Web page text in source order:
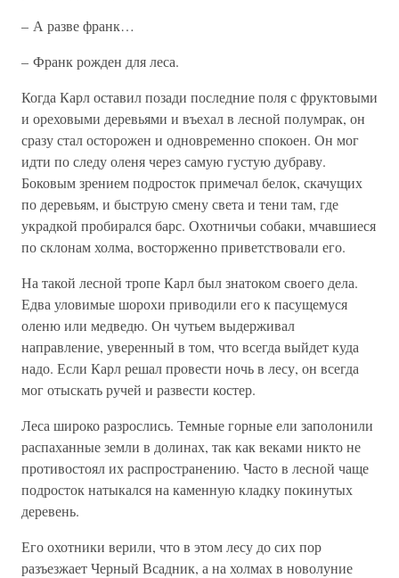
– А разве франк…
– Франк рожден для леса.
Когда Карл оставил позади последние поля с фруктовыми
и ореховыми деревьями и въехал в лесной полумрак, он
сразу стал осторожен и одновременно спокоен. Он мог
идти по следу оленя через самую густую дубраву.
Боковым зрением подросток примечал белок, скачущих
по деревьям, и быструю смену света и тени там, где
украдкой пробирался барс. Охотничьи собаки, мчавшиеся
по склонам холма, восторженно приветствовали его.
На такой лесной тропе Карл был знатоком своего дела.
Едва уловимые шорохи приводили его к пасущемуся
оленю или медведю. Он чутьем выдерживал
направление, уверенный в том, что всегда выйдет куда
надо. Если Карл решал провести ночь в лесу, он всегда
мог отыскать ручей и развести костер.
Леса широко разрослись. Темные горные ели заполонили
распаханные земли в долинах, так как веками никто не
противостоял их распространению. Часто в лесной чаще
подросток натыкался на каменную кладку покинутых
деревень.
Его охотники верили, что в этом лесу до сих пор
разъезжает Черный Всадник, а на холмах в новолуние